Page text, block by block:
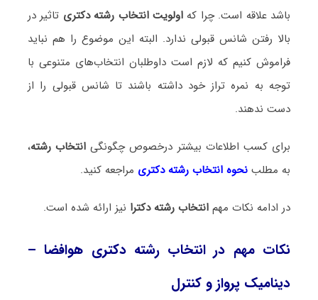
باشد علاقه است. چرا که اولویت انتخاب رشته دکتری تاثیر در
بالا رفتن شانس قبولی ندارد. البته این موضوع را هم نباید
فراموش کنیم که لازم است داوطلبان انتخاب‌های متنوعی با
توجه به نمره تراز خود داشته باشند تا شانس قبولی را از
دست ندهند.
برای کسب اطلاعات بیشتر درخصوص چگونگی انتخاب رشته،
به مطلب نحوه انتخاب رشته دکتری مراجعه کنید.
در ادامه نکات مهم انتخاب رشته دکترا نیز ارائه شده است.
نکات مهم در انتخاب رشته دکتری هوافضا –
دینامیک پرواز و کنترل